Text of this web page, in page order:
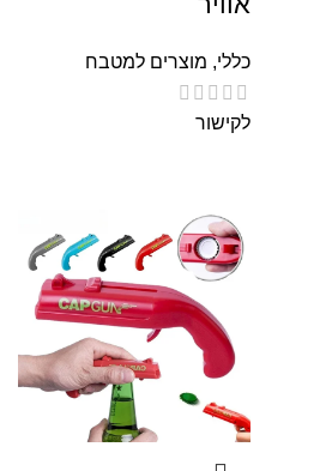
כללי, מוצרים למטבח
לקישור